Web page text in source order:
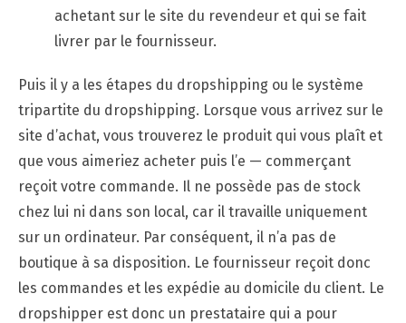
achetant sur le site du revendeur et qui se fait
livrer par le fournisseur.
Puis il y a les étapes du dropshipping ou le système
tripartite du dropshipping. Lorsque vous arrivez sur le
site d’achat, vous trouverez le produit qui vous plaît et
que vous aimeriez acheter puis l’e — commerçant
reçoit votre commande. Il ne possède pas de stock
chez lui ni dans son local, car il travaille uniquement
sur un ordinateur. Par conséquent, il n’a pas de
boutique à sa disposition. Le fournisseur reçoit donc
les commandes et les expédie au domicile du client. Le
dropshipper est donc un prestataire qui a pour